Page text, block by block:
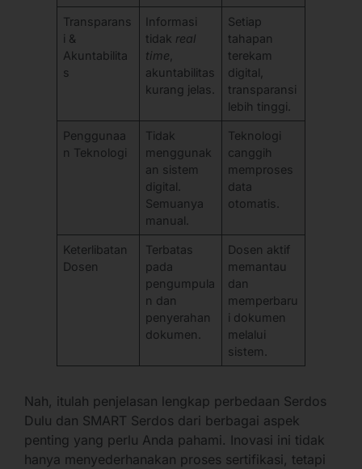
Transparans
i &
Akuntabilita
s
Informasi
tidak real
time
akuntabilitas
kurang jelas.
Setiap
tahapan
terekam
digital,
transparansi
lebih tinggi.
Penggunaa
n Teknologi
Tidak
menggunak
an sistem
digital.
Semuanya
manual.
Teknologi
canggih
memproses
data
otomatis.
Keterlibatan
Dosen
Terbatas
pada
pengumpula
n dan
penyerahan
dokumen.
Dosen aktif
memantau
dan
memperbaru
i dokumen
melalui
sistem.
Nah, itulah penjelasan lengkap perbedaan Serdos
Dulu dan SMART Serdos dari berbagai aspek
penting yang perlu Anda pahami. Inovasi ini tidak
hanya menyederhanakan proses sertifikasi, tetapi